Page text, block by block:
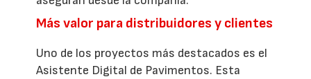
Más valor para distribuidores y clientes
Uno de los proyectos más destacados es el
Asistente Digital de Pavimentos. Esta